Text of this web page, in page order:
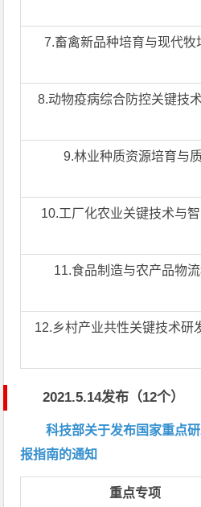
7.畜禽新品种培育与现代牧
8.动物疫病综合防控关键技
9.林业种质资源培育与
10.工厂化农业关键技术与
11.食品制造与农产品物
12.乡村产业共性关键技术研
2021.5.14发布（12个）
科技部关于发布国家重点
报指南的通知
重点专项